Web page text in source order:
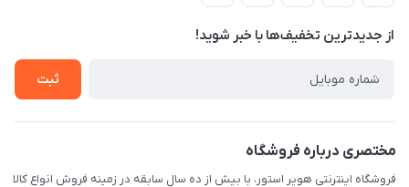
درباره ما
قوانین و مقرارت
حریم خصوصی
راهنما
از جدید‌ترین تخفیف‌ها با‌ خبر شوید!
ثبت
مختصری درباره فروشگاه
فروشگاه اینترنتی هویر استور، با بیش از ده سال سابقه در زمینه فروش انواع کالا